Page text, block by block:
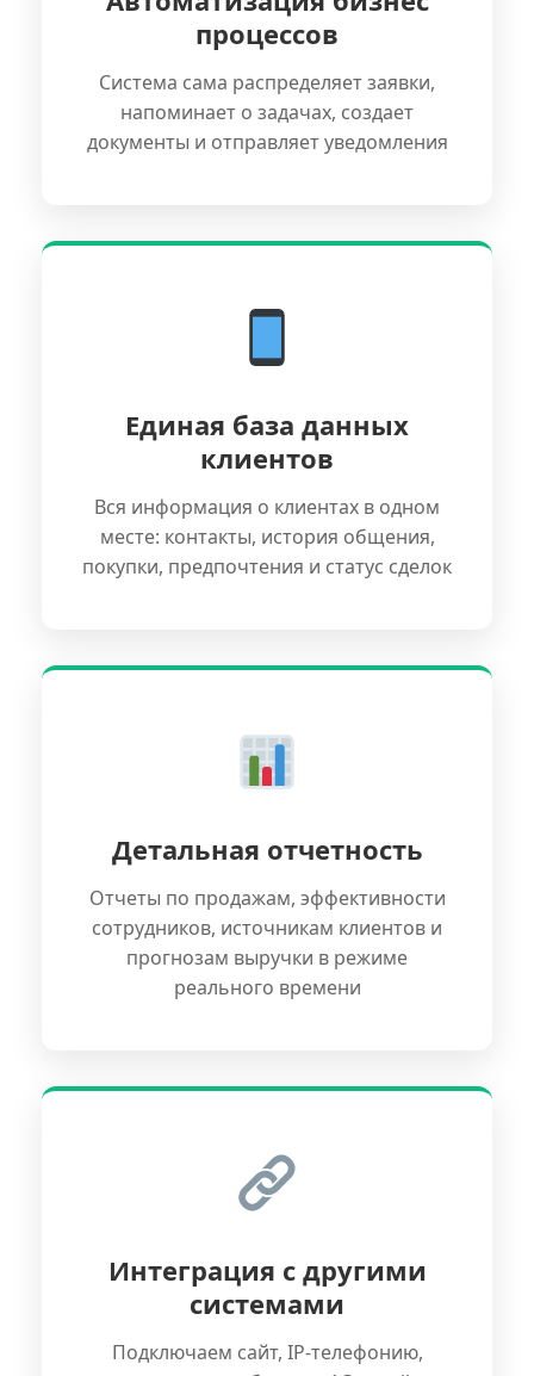
процессов
Система сама распределяет заявки,
напоминает о задачах, создает
документы и отправляет уведомления
Единая база данных
клиентов
Вся информация о клиентах в одном
месте: контакты, история общения,
покупки, предпочтения и статус сделок
Детальная отчетность
Отчеты по продажам, эффективности
сотрудников, источникам клиентов и
прогнозам выручки в режиме
реального времени
Интеграция с другими
системами
Подключаем сайт, IP-телефонию,